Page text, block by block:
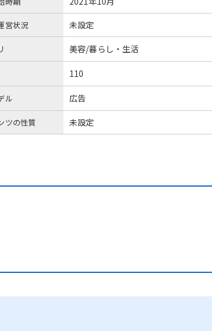
営状況 未設定
美容/暮らし・生活
110
ル 広告
ツの性質 未設定